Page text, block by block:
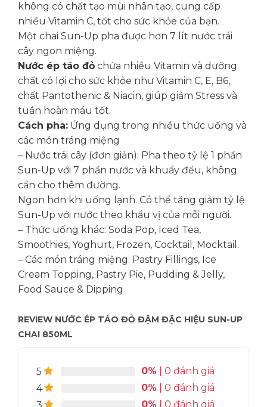
không có chất tạo mùi nhân tạo, cung cấp
nhiều Vitamin C, tốt cho sức khỏe của bạn.
Một chai Sun-Up pha được hơn 7 lít nước trái
cây ngon miệng.
Nước ép táo đỏchứa nhiều Vitamin và dưỡng
chất có lợi cho sức khỏe như Vitamin C, E, B6,
chất Pantothenic & Niacin, giúp giảm Stress và
tuần hoàn máu tốt.
Cách pha:Ứng dụng trong nhiều thức uống và
các món tráng miệng
– Nước trái cây (đơn giản): Pha theo tỷ lệ 1 phần
Sun-Up với 7 phần nước và khuấy đều, không
cần cho thêm đường.
Ngon hơn khi uống lạnh. Có thể tăng giảm tỷ lệ
Sun-Up với nước theo khẩu vị của mỗi người.
– Thức uống khác: Soda Pop, Iced Tea,
Smoothies, Yoghurt, Frozen, Cocktail, Mocktail.
– Các món tráng miệng: Pastry Fillings, Ice
Cream Topping, Pastry Pie, Pudding & Jelly,
Food Sauce & Dipping
REVIEW NƯỚC ÉP TÁO ĐỎ ĐẬM ĐẶC HIỆU SUN-UP
CHAI 850ML
5 0% | 0 đánh giá
4
0% | 0 đánh giá
0% | 0 đánh giá